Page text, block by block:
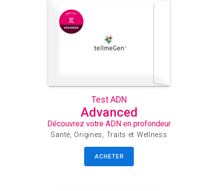
Test ADN
Advanced
Découvrez votre ADN en profondeur
Santé, Origines, Traits et Wellness
ACHETER